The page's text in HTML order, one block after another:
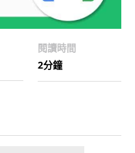
閱讀時間
2分鐘